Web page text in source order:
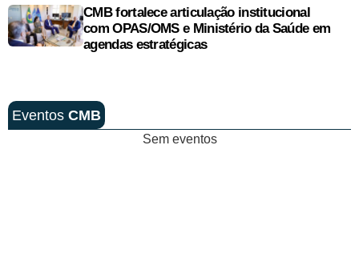
CMB fortalece articulação institucional
com OPAS/OMS e Ministério da Saúde em
agendas estratégicas
Eventos CMB
Sem eventos